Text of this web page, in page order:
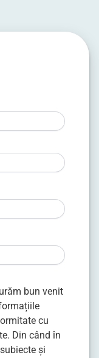
bun venit
cu
. Din când în
și